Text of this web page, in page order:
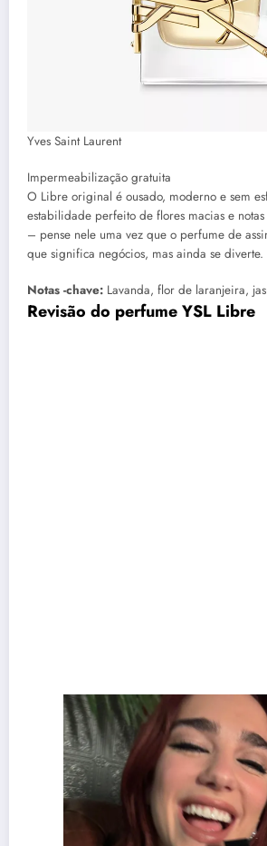
Yves Saint Laurent
Impermeabilização gratuita
O Libre original é ousado, moderno e sem
estabilidade perfeito de flores macias e notas
– pense nele uma vez que o perfume de
que significa negócios, mas ainda se diverte.
Notas -chave: Lavanda, flor de laranjeira,
Revisão do perfume YSL Libre